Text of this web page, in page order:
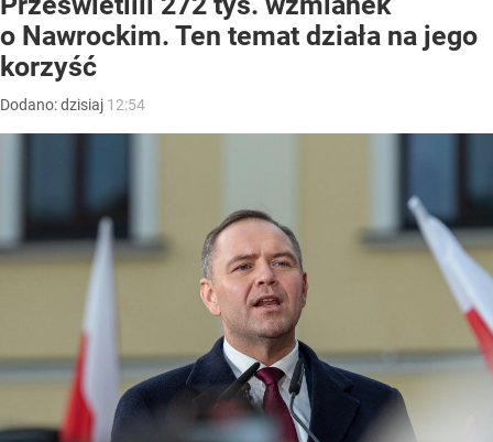
o Nawrockim. Ten temat działa na jego
korzyść
Dodano:dzisiaj 12:54